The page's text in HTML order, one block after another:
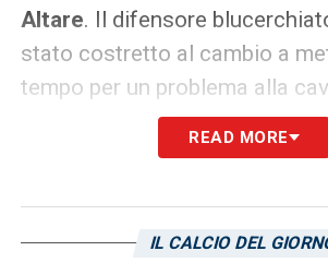
Altare. Il difensore
stato costretto al cambio a
tempo per un problema alla
riuscendo a proseguire oltre la
stampa, il giocatore avrebbe
brutta distorsione alla caviglia,
READ MORE
IL CALCIO DEL